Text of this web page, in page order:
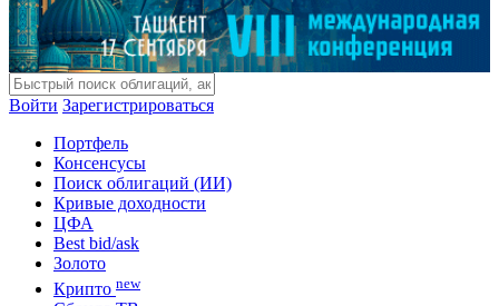
Войти Зарегистрироваться
Портфель
Консенсусы
Поиск облигаций (ИИ)
Кривые доходности
ЦФА
Best bid/ask
Золото
Крипто new